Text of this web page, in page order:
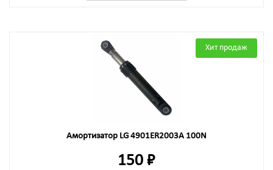
Хит продаж
Амортизатор LG 4901ER2003A 100N
150 ₽